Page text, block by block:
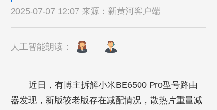
2025-07-07 12:07 来源： 新黄河客户端
人工智能朗读：
近日，有博主拆解小米BE6500 Pro型号路由
器发现，新版较老版存在减配情况，散热片重量减